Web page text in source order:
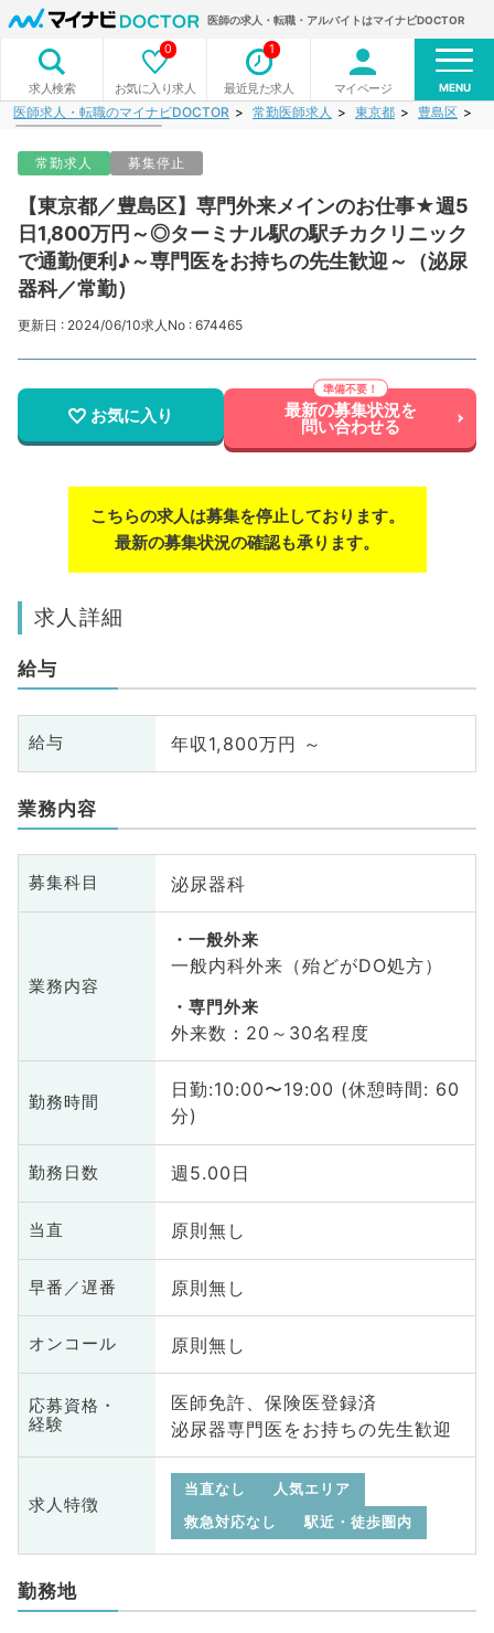
医師の求人・転職・アルバイトはマイナビDOCTOR
求人検索 お気に入り求人
0
最近見た求人
1
マイページ MENU
医師求人・転職のマイナビDOCTOR 常勤医師求人 東京都 豊島区
常勤求人 募集停止
【東京都／豊島区】専門外来メインのお仕事★週5
日1,800万円～◎ターミナル駅の駅チカクリニック
で通勤便利♪～専門医をお持ちの先生歓迎～（泌尿
器科／常勤）
更新日 : 2024/06/10求人No : 674465
お気に入り 最新の募集状況を
問い合わせる
こちらの求人は募集を停止しております。
最新の募集状況の確認も承ります。
求人詳細
給与
給与 年収1,800万円 ～
業務内容
募集科目 泌尿器科
業務内容
一般外来
一般内科外来（殆どがDO処方）
専門外来
外来数：20～30名程度
勤務時間
日勤:10:00〜19:00 (休憩時間: 60
分)
勤務日数 週5.00日
当直 原則無し
早番／遅番 原則無し
オンコール 原則無し
応募資格・
経験
医師免許、保険医登録済
泌尿器専門医をお持ちの先生歓迎
求人特徴
当直なし
人気エリア
救急対応なし
駅近・徒歩圏内
勤務地